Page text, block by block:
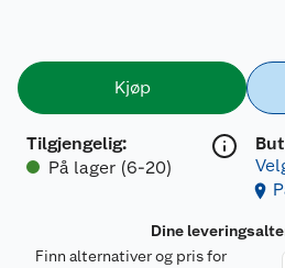
Kjøp
Tilgjengelig:
På lager (6-20)
Dine
Finn alternativer og pris for